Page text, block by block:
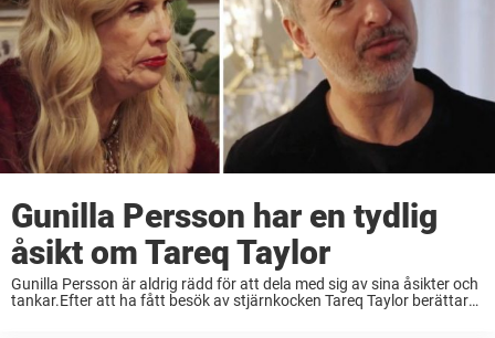
Gunilla Persson har en tydlig
åsikt om Tareq Taylor
Gunilla Persson är aldrig rädd för att dela med sig av sina åsikter och
tankar.Efter att ha fått besök av stjärnkocken Tareq Taylor berättar